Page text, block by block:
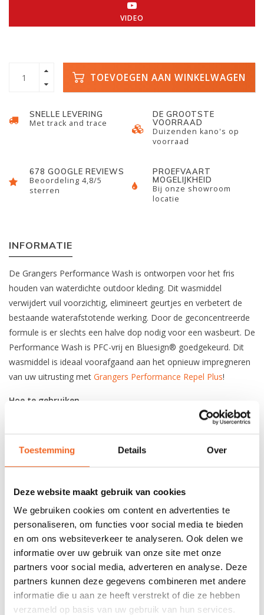
Toestemming Details Over
Deze website maakt gebruik van cookies
We gebruiken cookies om content en advertenties te
personaliseren, om functies voor social media te bieden
en om ons websiteverkeer te analyseren. Ook delen we
informatie over uw gebruik van onze site met onze
partners voor social media, adverteren en analyse. Deze
partners kunnen deze gegevens combineren met andere
informatie die u aan ze heeft verstrekt of die ze hebben
verzameld op basis van uw gebruik van hun services.
VIDEO
TOEVOEGEN AAN WINKELWAGEN
SNELLE LEVERING
Met track and trace
DE GROOTSTE
VOORRAAD
Duizenden kano's op
voorraad
678 GOOGLE REVIEWS
Beoordeling 4,8/5
sterren
PROEFVAART
MOGELIJKHEID
Bij onze showroom
locatie
INFORMATIE
De Grangers Performance Wash is ontworpen voor het fris
houden van waterdichte outdoor kleding. Dit wasmiddel
verwijdert vuil voorzichtig, elimineert geurtjes en verbetert de
bestaande waterafstotende werking. Door de geconcentreerde
formule is er slechts een halve dop nodig voor een wasbeurt. De
Performance Wash is PFC-vrij en Bluesign® goedgekeurd. Dit
wasmiddel is ideaal voorafgaand aan het opnieuw impregneren
van uw uitrusting met Grangers Performance Repel Plus!
Hoe te gebruiken
Gebruik een halve dop (25 ml) wasmiddel per wasbeurt. Giet het
normaal wasmiddel. Was vervolgens de producten op 30°C of
volgens de instructies op het waslabel.
Nog niet gewaardeerd
0 sterren op basis van 0 beoordelingen
JE BEOORDELING TOEVOEGEN